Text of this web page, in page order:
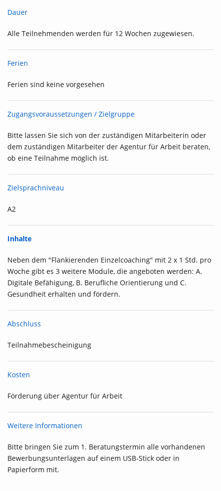
Dauer
Alle Teilnehmenden werden für 12 Wochen zugewiesen.
Ferien
Ferien sind keine vorgesehen
Zugangsvoraussetzungen / Zielgruppe
Bitte lassen Sie sich von der zuständigen Mitarbeiterin oder
dem zuständigen Mitarbeiter der Agentur für Arbeit beraten,
ob eine Teilnahme möglich ist.
Zielsprachniveau
A2
Inhalte
Neben dem "Flankierenden Einzelcoaching" mit 2 x 1 Std. pro
Woche gibt es 3 weitere Module, die angeboten werden: A.
Digitale Befähigung, B. Berufliche Orientierung und C.
Gesundheit erhalten und fördern.
Abschluss
Teilnahmebescheinigung
Kosten
Förderung über Agentur für Arbeit
Weitere Informationen
Bitte bringen Sie zum 1. Beratungstermin alle vorhandenen
Bewerbungsunterlagen auf einem USB-Stick oder in
Papierform mit.